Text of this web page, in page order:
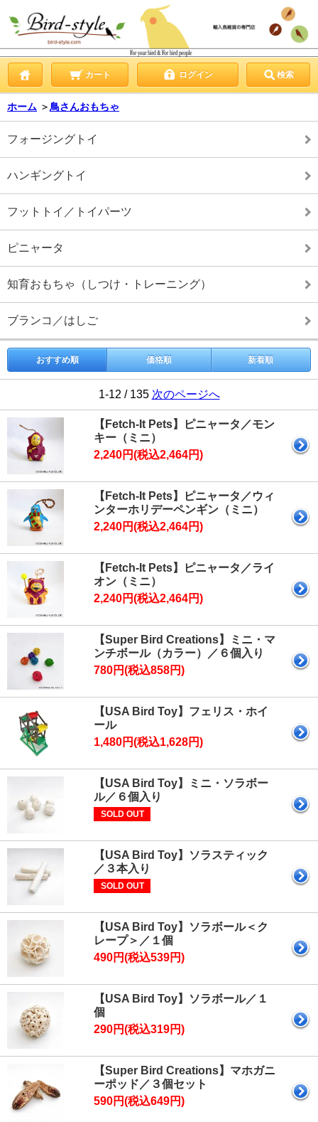
カート ログイン 検索
ホーム ＞鳥さんおもちゃ
フォージングトイ
ハンギングトイ
フットトイ／トイパーツ
ピニャータ
知育おもちゃ（しつけ・トレーニング）
ブランコ／はしご
おすすめ順 価格順 新着順
1-12 / 135 次のページへ
【Fetch-It Pets】ピニャータ／モン
キー（ミニ）
2,240円(税込2,464円)
【Fetch-It Pets】ピニャータ／ウィ
ンターホリデーペンギン（ミニ）
2,240円(税込2,464円)
【Fetch-It Pets】ピニャータ／ライ
オン（ミニ）
2,240円(税込2,464円)
【Super Bird Creations】ミニ・マ
ンチボール（カラー）／６個入り
780円(税込858円)
【USA Bird Toy】フェリス・ホイ
ール
1,480円(税込1,628円)
【USA Bird Toy】ミニ・ソラボー
ル／６個入り
SOLD OUT
【USA Bird Toy】ソラスティック
／３本入り
SOLD OUT
【USA Bird Toy】ソラボール＜ク
レープ＞／１個
490円(税込539円)
【USA Bird Toy】ソラボール／１
個
290円(税込319円)
【Super Bird Creations】マホガニ
ーポッド／３個セット
590円(税込649円)